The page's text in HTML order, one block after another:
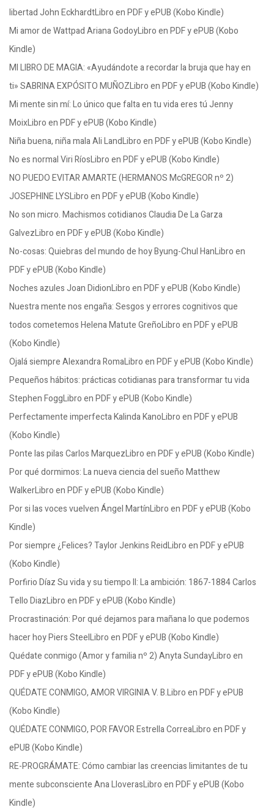
libertad John EckhardtLibro en PDF y ePUB (Kobo Kindle)
Mi amor de Wattpad Ariana GodoyLibro en PDF y ePUB (Kobo
Kindle)
MI LIBRO DE MAGIA: «Ayudándote a recordar la bruja que hay en
ti» SABRINA EXPÓSITO MUÑOZLibro en PDF y ePUB (Kobo Kindle)
Mi mente sin mí: Lo único que falta en tu vida eres tú Jenny
MoixLibro en PDF y ePUB (Kobo Kindle)
Niña buena, niña mala Ali LandLibro en PDF y ePUB (Kobo Kindle)
No es normal Viri RíosLibro en PDF y ePUB (Kobo Kindle)
NO PUEDO EVITAR AMARTE (HERMANOS McGREGOR nº 2)
JOSEPHINE LYSLibro en PDF y ePUB (Kobo Kindle)
No son micro. Machismos cotidianos Claudia De La Garza
GalvezLibro en PDF y ePUB (Kobo Kindle)
No-cosas: Quiebras del mundo de hoy Byung-Chul HanLibro en
PDF y ePUB (Kobo Kindle)
Noches azules Joan DidionLibro en PDF y ePUB (Kobo Kindle)
Nuestra mente nos engaña: Sesgos y errores cognitivos que
todos cometemos Helena Matute GreñoLibro en PDF y ePUB
(Kobo Kindle)
Ojalá siempre Alexandra RomaLibro en PDF y ePUB (Kobo Kindle)
Pequeños hábitos: prácticas cotidianas para transformar tu vida
Stephen FoggLibro en PDF y ePUB (Kobo Kindle)
Perfectamente imperfecta Kalinda KanoLibro en PDF y ePUB
(Kobo Kindle)
Ponte las pilas Carlos MarquezLibro en PDF y ePUB (Kobo Kindle)
Por qué dormimos: La nueva ciencia del sueño Matthew
WalkerLibro en PDF y ePUB (Kobo Kindle)
Por si las voces vuelven Ángel MartínLibro en PDF y ePUB (Kobo
Kindle)
Por siempre ¿Felices? Taylor Jenkins ReidLibro en PDF y ePUB
(Kobo Kindle)
Porfirio Díaz Su vida y su tiempo II: La ambición: 1867-1884 Carlos
Tello DiazLibro en PDF y ePUB (Kobo Kindle)
Procrastinación: Por qué dejamos para mañana lo que podemos
hacer hoy Piers SteelLibro en PDF y ePUB (Kobo Kindle)
Quédate conmigo (Amor y familia nº 2) Anyta SundayLibro en
PDF y ePUB (Kobo Kindle)
QUÉDATE CONMIGO, AMOR VIRGINIA V. B.Libro en PDF y ePUB
(Kobo Kindle)
QUÉDATE CONMIGO, POR FAVOR Estrella CorreaLibro en PDF y
ePUB (Kobo Kindle)
RE-PROGRÁMATE: Cómo cambiar las creencias limitantes de tu
mente subconsciente Ana LloverasLibro en PDF y ePUB (Kobo
Kindle)